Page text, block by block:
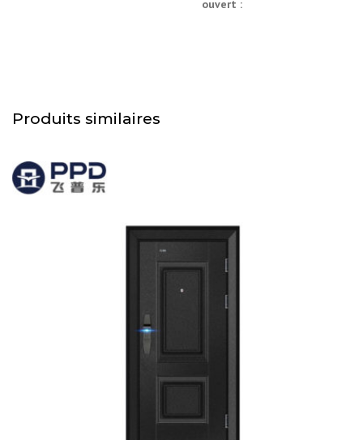
ouvert :
Produits similaires